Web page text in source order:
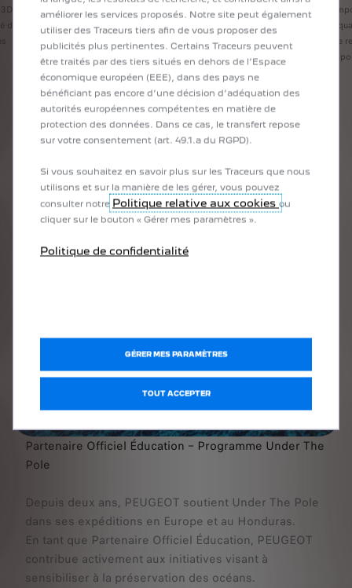
à
Des portes en fibre de carbone, des enjoliveurs légers,
et un nombre réduit de composants - pour diminuer la
quantité de matériaux utilisés.
Des
de siège
conçus
Des actions au‑delà des partenariats
Responsabilités sociales
La durabilité implique également l’éducation, la sensibilisation
et la protection des écosystèmes grâce à des actions concrètes
et des partenariats.
Partenaire Officiel Éducation – Programme Under The
Pole
Depuis deux ans, PEUGEOT soutient Under The Pole
dans ses expéditions en Europe et au Honduras.
En tant que Partenaire Officiel Éducation, PEUGEOT
contribue activement aux initiatives visant à
sensibiliser à la préservation des océans.
améliorer les services proposés. Notre site peut également
utiliser des Traceurs tiers afin de vous proposer des
publicités plus pertinentes. Certains Traceurs peuvent
être traités par des tiers situés en dehors de l’Espace
économique européen (EEE), dans des pays ne
bénéficiant pas encore d’une décision d’adéquation des
autorités européennes compétentes en matière de
protection des données. Dans ce cas, le transfert repose
sur votre consentement (art. 49.1.a du RGPD).
Si vous souhaitez en savoir plus sur les Traceurs que nous
utilisons et sur la manière de les gérer, vous pouvez
consulter notre Politique relative aux cookies ou
cliquer sur le bouton « Gérer mes paramètres ».
Politique de confidentialité
GÉRER MES PARAMÈTRES
TOUT ACCEPTER